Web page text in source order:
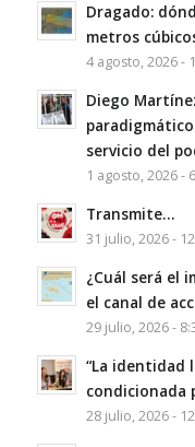
Dragado:
metros
4 agosto, 2026 -
Diego
servicio del
1 agosto, 2026 -
Transmite…
31 julio, 2026 -
¿Cuál será el
el canal de
29 julio, 2026 -
“La identidad
condicionada
28 julio, 2026 -